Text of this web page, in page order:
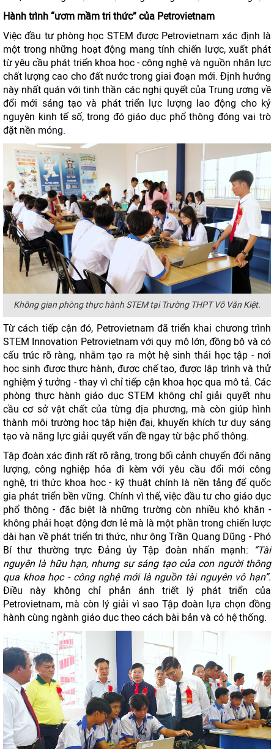
Hành trình “ươm mầm tri thức” của Petrovietnam
Việc đầu tư phòng học STEM được Petrovietnam xác định là
một trong những hoạt động mang tính chiến lược, xuất phát
từ yêu cầu phát triển khoa học - công nghệ và nguồn nhân lực
chất lượng cao cho đất nước trong giai đoạn mới. Định hướng
này nhất quán với tinh thần các nghị quyết của Trung ương về
đổi mới sáng tạo và phát triển lực lượng lao động cho kỷ
nguyên kinh tế số, trong đó giáo dục phổ thông đóng vai trò
đặt nền móng.
Không gian phòng thực hành STEM tại Trường THPT Võ Văn Kiệt.
Từ cách tiếp cận đó, Petrovietnam đã triển khai chương trình
STEM Innovation Petrovietnam với quy mô lớn, đồng bộ và có
cấu trúc rõ ràng, nhằm tạo ra một hệ sinh thái học tập - nơi
học sinh được thực hành, được chế tạo, được lập trình và thử
nghiệm ý tưởng - thay vì chỉ tiếp cận khoa học qua mô tả. Các
phòng thực hành giáo dục STEM không chỉ giải quyết nhu
cầu cơ sở vật chất của từng địa phương, mà còn giúp hình
thành môi trường học tập hiện đại, khuyến khích tư duy sáng
tạo và năng lực giải quyết vấn đề ngay từ bậc phổ thông.
Tập đoàn xác định rất rõ rằng, trong bối cảnh chuyển đổi năng
lượng, công nghiệp hóa đi kèm với yêu cầu đổi mới công
nghệ, tri thức khoa học - kỹ thuật chính là nền tảng để quốc
gia phát triển bền vững. Chính vì thế, việc đầu tư cho giáo dục
phổ thông - đặc biệt là những trường còn nhiều khó khăn -
không phải hoạt động đơn lẻ mà là một phần trong chiến lược
dài hạn về phát triển tri thức, như ông Trần Quang Dũng - Phó
Bí thư thường trực Đảng ủy Tập đoàn nhấn mạnh:
“Tài
nguyên là hữu hạn, nhưng sự sáng tạo của con người thông
qua khoa học - công nghệ mới là nguồn tài nguyên vô hạn”.
Điều này không chỉ phản ánh triết lý phát triển của
Petrovietnam, mà còn lý giải vì sao Tập đoàn lựa chọn đồng
hành cùng ngành giáo dục theo cách bài bản và có hệ thống.